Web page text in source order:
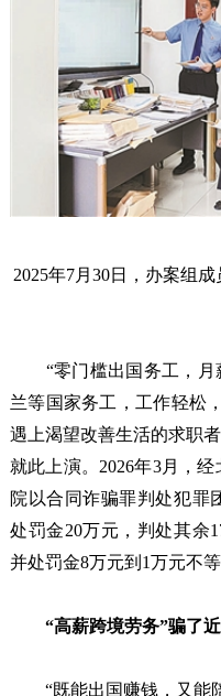
2025年7月30日，办案组
“零门槛出国务工，月
兰等国家务工，工作轻松
遇上渴望改善生活的求职
就此上演。2026年3月，
院以合同诈骗罪判处犯罪
处罚金20万元，判处其余
并处罚金8万元到1万元不等
“高薪跨境劳务”骗了近
“既能出国赚钱，又能陪